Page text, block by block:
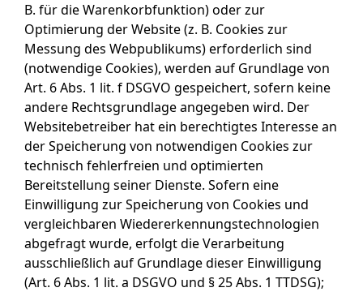
B. für die Warenkorbfunktion) oder zur
Optimierung der Website (z. B. Cookies zur
Messung des Webpublikums) erforderlich sind
(notwendige Cookies), werden auf Grundlage von
Art. 6 Abs. 1 lit. f DSGVO gespeichert, sofern keine
andere Rechtsgrundlage angegeben wird. Der
Websitebetreiber hat ein berechtigtes Interesse an
der Speicherung von notwendigen Cookies zur
technisch fehlerfreien und optimierten
Bereitstellung seiner Dienste. Sofern eine
Einwilligung zur Speicherung von Cookies und
vergleichbaren Wiedererkennungstechnologien
abgefragt wurde, erfolgt die Verarbeitung
ausschließlich auf Grundlage dieser Einwilligung
(Art. 6 Abs. 1 lit. a DSGVO und § 25 Abs. 1 TTDSG);